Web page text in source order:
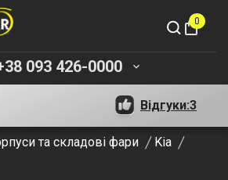
shopping_bag
0
093 426-0000 keyboard_arrow_down
Відгуки:3
та складові фари
Kia